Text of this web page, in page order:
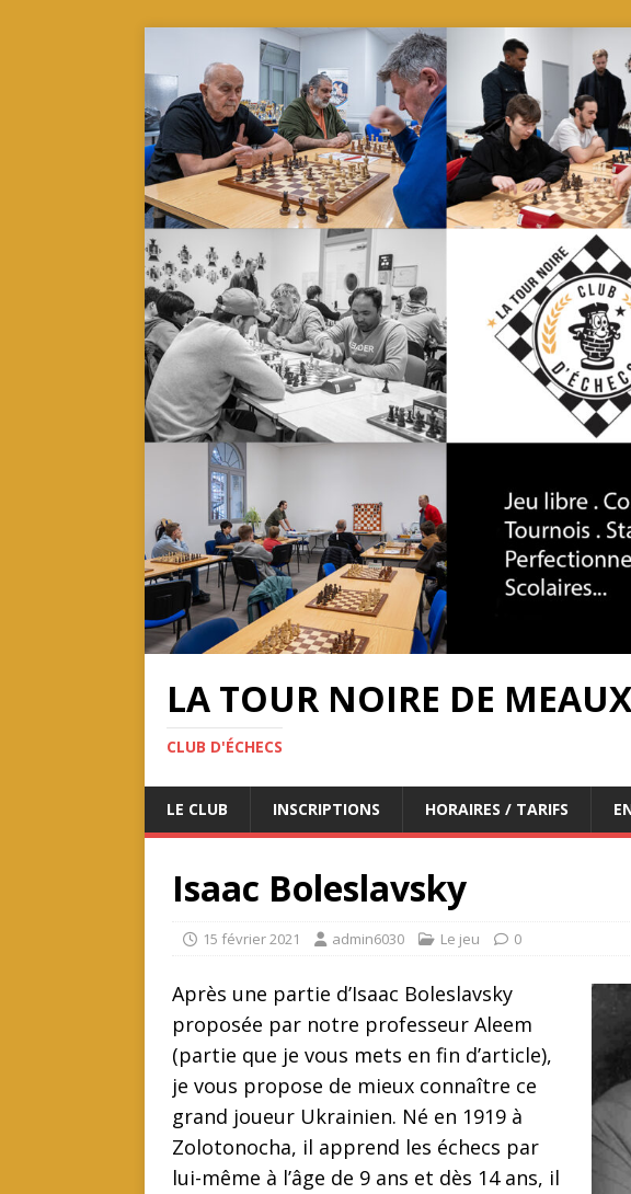
LA TOUR NOIRE DE MEAUX
CLUB D'ÉCHECS
LE CLUB INSCRIPTIONS HORAIRES / TARIFS
Isaac Boleslavsky
15 février 2021 admin6030 Le jeu 0
Après une partie d’Isaac Boleslavsky
proposée par notre professeur Aleem
(partie que je vous mets en fin d’article),
je vous propose de mieux connaître ce
grand joueur Ukrainien. Né en 1919 à
Zolotonocha, il apprend les échecs par
lui-même à l’âge de 9 ans et dès 14 ans, il